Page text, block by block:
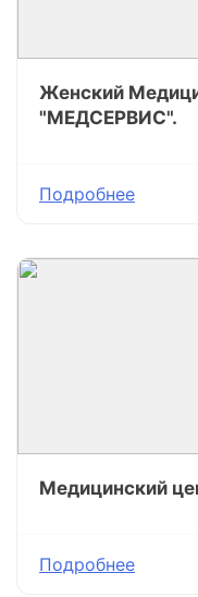
Женский
"МЕДСЕРВИС".
Подробнее
Медицинский
Подробнее